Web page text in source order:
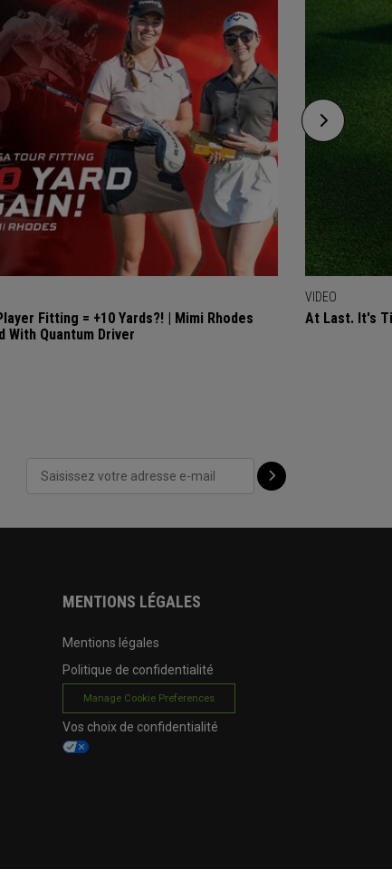
Fitting = +10 Yards?! | Mimi Rhodes
With Quantum Driver
VIDEO
At Last. It's
MENTIONS LÉGALES
Mentions légales
Politique de confidentialité
Manage Cookie Preferences
Vos choix de confidentialité